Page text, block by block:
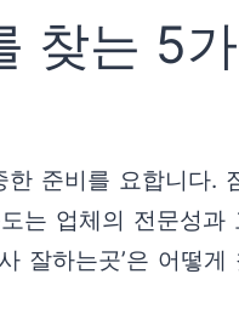
찾는 5
준비를 요합니다.
는 업체의 전문성
잘하는곳’은 어떻게